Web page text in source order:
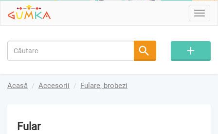
Acasă Accesorii Fulare, brobezi
Fular